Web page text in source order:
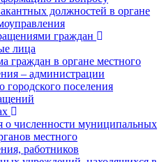
должностей в органе
граждан
лица
граждан в органе местного
– администрации
городского поселения
численности муниципальных
местного
работников